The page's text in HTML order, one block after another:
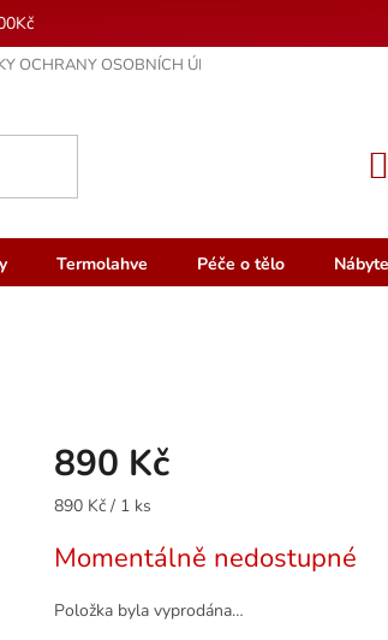
OCHRANY OSOBNÍCH ÚDAJŮ
Termolahve Péče o tělo
890 Kč
Měrná
890 Kč / 1 ks
Momentálně nedostupné
Položka byla vyprodána…